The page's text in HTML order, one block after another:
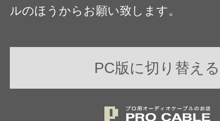
ルのほうからお願い致します。
PC版に切り替える